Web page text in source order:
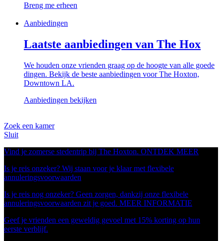
Breng me erheen
Aanbiedingen
Laatste aanbiedingen van The Hox
We houden onze vrienden graag op de hoogte van alle goede
dingen. Bekijk de beste aanbiedingen voor The Hoxton,
Downtown LA.
Aanbiedingen bekijken
Zoek een kamer
Sluit
Vind je zomerse stedentrip bij The Hoxton. ONTDEK MEER
Is je reis onzeker? Wij staan voor je klaar met flexibele
annuleringsvoorwaarden
Is je reis nog onzeker? Geen zorgen, dankzij onze flexibele
annuleringsvoorwaarden zit je goed. MEER INFORMATIE
Geef je vrienden een geweldig gevoel met 15% korting op hun
eerste verblijf.